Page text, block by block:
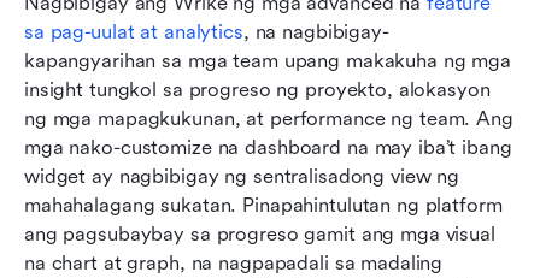
sa pag-uulat at analytics, na nagbibigay-
kapangyarihan sa mga team upang makakuha ng mga
insight tungkol sa progreso ng proyekto, alokasyon
ng mga mapagkukunan, at performance ng team. Ang
mga nako-customize na dashboard na may iba’t ibang
widget ay nagbibigay ng sentralisadong view ng
mahahalagang sukatan. Pinapahintulutan ng platform
ang pagsubaybay sa progreso gamit ang mga visual
na chart at graph, na nagpapadali sa madaling